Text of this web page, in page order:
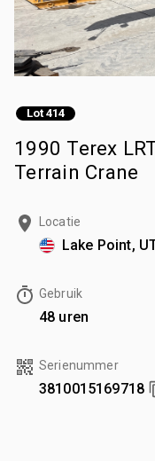
Lot 414
1990 Terex
Terrain Crane
Locatie
Lake Point,
Gebruik
48 uren
Serienummer
3810015169718